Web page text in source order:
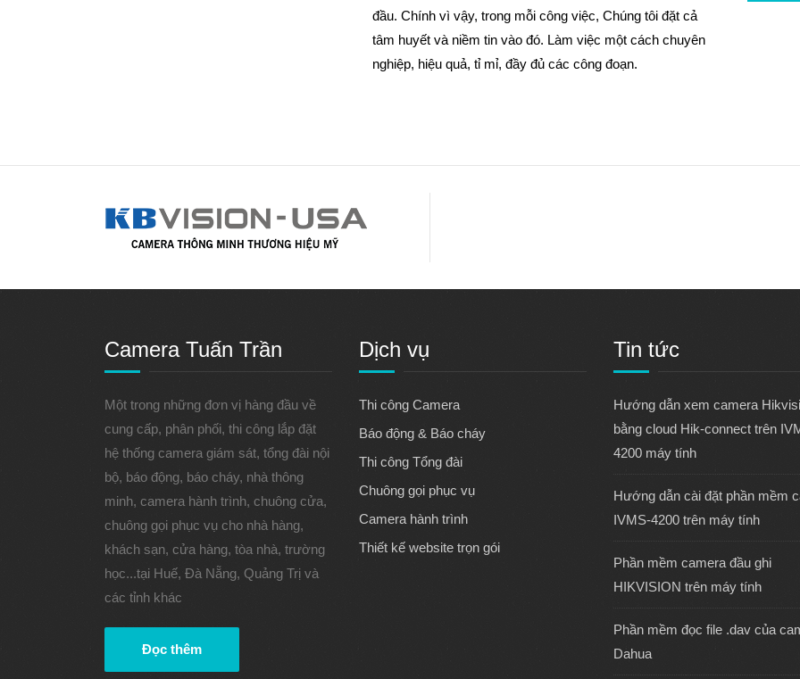
đầu. Chính vì vậy, trong mỗi công việc, Chúng tôi đặt cả
tâm huyết và niềm tin vào đó. Làm việc một cách chuyên
nghiệp, hiệu quả, tỉ mỉ, đầy đủ các công đoạn.
Camera Tuấn Trần
Một trong những đơn vị hàng đầu về
cung cấp, phân phối, thi công lắp đặt
hệ thống camera giám sát, tổng đài nội
bộ, báo động, báo cháy, nhà thông
minh, camera hành trình, chuông cửa,
chuông gọi phục vụ cho nhà hàng,
khách sạn, cửa hàng, tòa nhà, trường
học...tại Huế, Đà Nẵng, Quảng Trị và
các tỉnh khác
Đọc thêm
Dịch vụ
Thi công Camera
Báo động & Báo cháy
Thi công Tổng đài
Chuông gọi phục vụ
Camera hành trình
Thiết kế website trọn gói
Tin tức
Hướng dẫn xem camera
bằng cloud Hik-connect trên
4200 máy tính
Hướng dẫn cài đặt phần mềm
IVMS-4200 trên máy tính
Phần mềm camera đầu ghi
HIKVISION trên máy tính
Phần mềm đọc file .dav của
Dahua